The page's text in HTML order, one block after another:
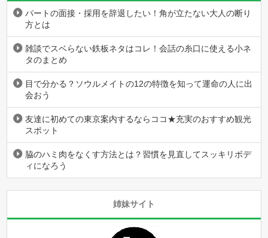
パートの面接・採用を辞退したい！角が立たない大人の断り
方とは
雑談でスベらない鉄板ネタはコレ！会話の糸口に使える小ネ
タのまとめ
目で分かる？ソウルメイトの12の特徴を知って運命の人に出
会おう
友達に初めての東京案内するならココ★充実のおすすめ観光
スポット
脇のハミ肉をなくす方法とは？習慣を見直してスッキリボデ
ィになろう
姉妹サイト